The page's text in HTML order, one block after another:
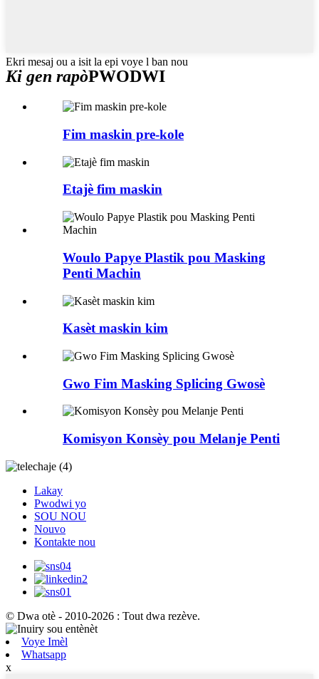
Ekri mesaj ou a isit la epi voye l ban nou
Ki gen rapòPWODWI
Fim maskin pre-kole
Etajè fim maskin
Woulo Papye Plastik pou Masking
Penti Machin
Kasèt maskin kim
Gwo Fim Masking Splicing Gwosè
Komisyon Konsèy pou Melanje Penti
Lakay
Pwodwi yo
SOU NOU
Nouvo
Kontakte nou
© Dwa otè - 2010-2026 : Tout dwa rezève.
Voye Imèl
Whatsapp
x